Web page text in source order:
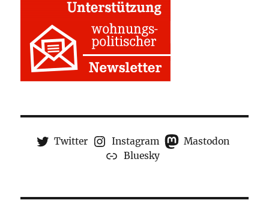
Twitter Instagram
Mastodon
Bluesky